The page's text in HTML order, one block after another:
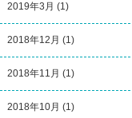
2019年3月 (1)
2018年12月 (1)
2018年11月 (1)
2018年10月 (1)